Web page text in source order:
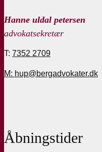
Hanne uldal petersen
advokatsekretær
T: 7352 2709
M: hup@bergadvokater.dk
Åbningstider